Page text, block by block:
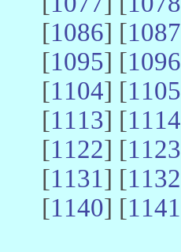
[1086] [1087
[1095] [1096
[1104] [1105
[1113] [1114
[1122] [1123
[1131] [1132
[1140] [1141